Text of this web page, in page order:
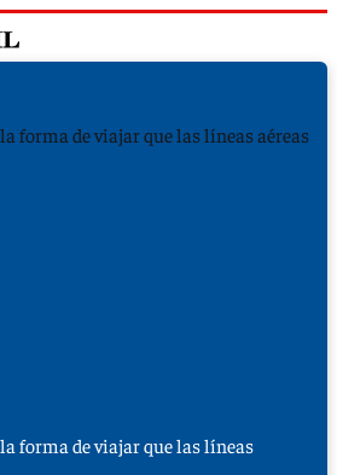
forma de viajar que las líneas